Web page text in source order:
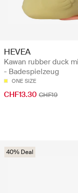
HEVEA
Kawan rubber duck
- Badespielzeug
ONE SIZE
CHF13.30 CHF19
40% Deal